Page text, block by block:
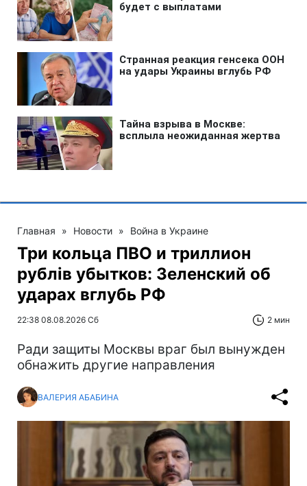
Главная » Новости » Война в Украине
Три кольца ПВО и триллион
рублів убытков: Зеленский об
ударах вглубь РФ
22:38 08.08.2026 Сб 2 мин
Ради защиты Москвы враг был вынужден
обнажить другие направления
ВАЛЕРИЯ АБАБИНА